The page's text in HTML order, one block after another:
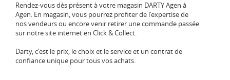
Rendez-vous dès présent à votre magasin DARTY Agen à
Agen. En magasin, vous pourrez profiter de l'expertise de
nos vendeurs ou encore venir retirer une commande passée
sur notre site internet en Click & Collect.
Darty, c'est le prix, le choix et le service et un contrat de
confiance unique pour tous vos achats.